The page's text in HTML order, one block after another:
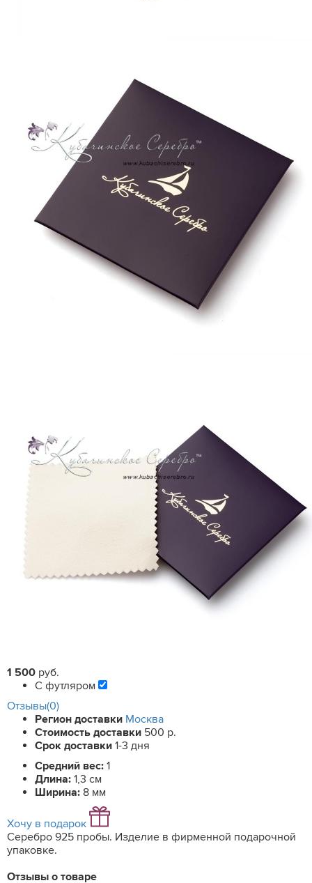
1 500 руб.
С футляром
Отзывы(0)
Регион доставки Москва
Стоимость доставки 500 р.
Срок доставки 1-3 дня
Средний вес: 1
Длина: 1,3 см
Ширина: 8 мм
Хочу в подарок
Серебро 925 пробы. Изделие в фирменной подарочной
упаковке.
Отзывы о товаре